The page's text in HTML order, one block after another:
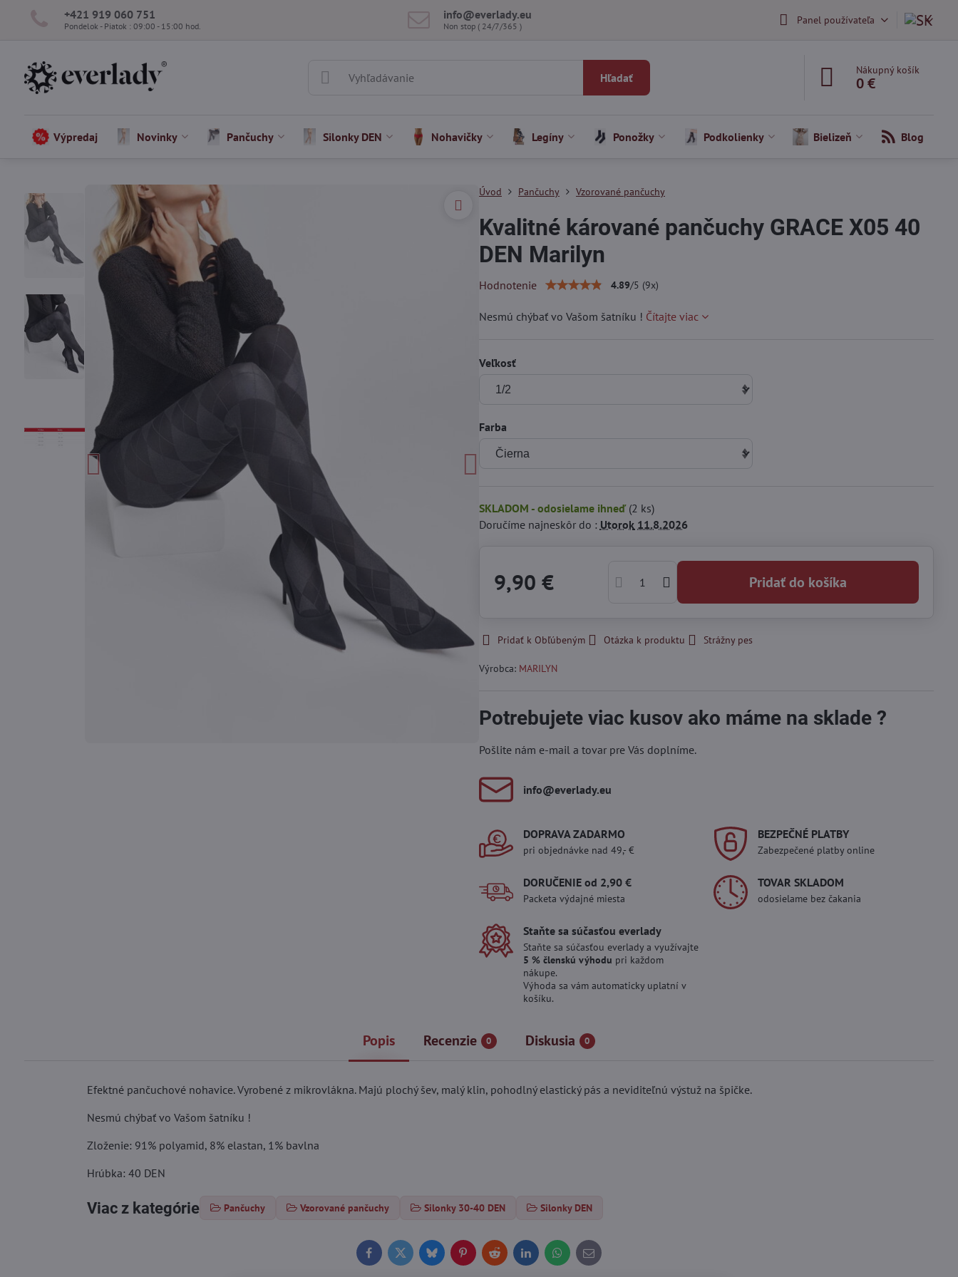
+421 919 060 751
Pondelok - Piatok : 09:00 - 15:00 hod.
info​@everlady​.eu
Non stop ( 24/7/365 ) Panel používateľa
Hľadať
Nákupný košík
0 €
Výpredaj Novinky Pančuchy Silonky DEN Nohavičky Legíny Ponožky Podkolienky Bielizeň Blog
Úvod Pančuchy Vzorované pančuchy
Kvalitné kárované pančuchy GRACE X05 40
DEN Marilyn
Hodnotenie 4.89/5 (9x)
Nesmú chýbať vo Vašom šatníku ! Čítajte viac
Veľkosť
Farba
SKLADOM - odosielame ihneď (2 ks)
Doručíme najneskôr do : Utorok11.8.2026
9,90 € Pridať do košíka
Pridať k Obľúbeným Otázka k produktu Strážny pes
Výrobca: MARILYN
Potrebujete viac kusov ako máme na sklade ?
Pošlite nám e-mail a tovar pre Vás doplníme.
info​@everlady​.eu
DOPRAVA ZADARMO
pri objednávke nad 49,- €
BEZPEČNÉ PLATBY
Zabezpečené platby online
DORUČENIE od 2,90 €
Packeta výdajné miesta
TOVAR SKLADOM
odosielame bez čakania
Staňte sa súčasťou everlady
Staňte sa súčasťou everlady a využívajte
5 % členskú výhodu pri každom
nákupe.
Výhoda sa vám automaticky uplatní v
košíku.
Popis Recenzie 0 Diskusia 0
Efektné pančuchové nohavice. Vyrobené z mikrovlákna. Majú plochý šev, malý klin, pohodlný elastický pás a neviditeľnú výstuž na špičke.
Nesmú chýbať vo Vašom šatníku !
Zloženie: 91% polyamid, 8% elastan, 1% bavlna
Hrúbka: 40 DEN
Viac z kategórie Pančuchy Vzorované pančuchy Silonky 30-40 DEN Silonky DEN
FacebookTwitterBlueskyPinterestRedditLinkedInWhatsApp
E-
mail